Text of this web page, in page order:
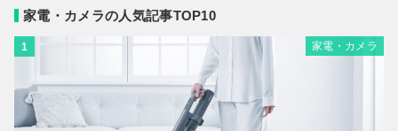
家電・カメラの人気記事TOP10
1 家電・カメラ